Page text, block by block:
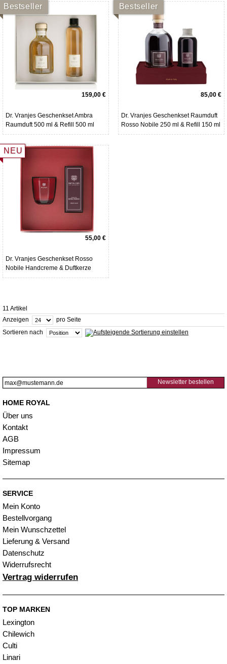
Bestseller
159,00 €
Dr. Vranjes Geschenkset Ambra
Raumduft 500 ml & Refill 500 ml
Bestseller
85,00 €
Dr. Vranjes Geschenkset Raumduft
Rosso Nobile 250 ml & Refill 150 ml
NEU
55,00 €
Dr. Vranjes Geschenkset Rosso
Nobile Handcreme & Duftkerze
11 Artikel
Anzeigen
pro Seite
Sortieren nach
Newsletter bestellen
HOME ROYAL
Über uns
Kontakt
AGB
Impressum
Sitemap
SERVICE
Mein Konto
Bestellvorgang
Mein Wunschzettel
Lieferung & Versand
Datenschutz
Widerrufsrecht
Vertrag widerrufen
TOP MARKEN
Lexington
Chilewich
Culti
Linari